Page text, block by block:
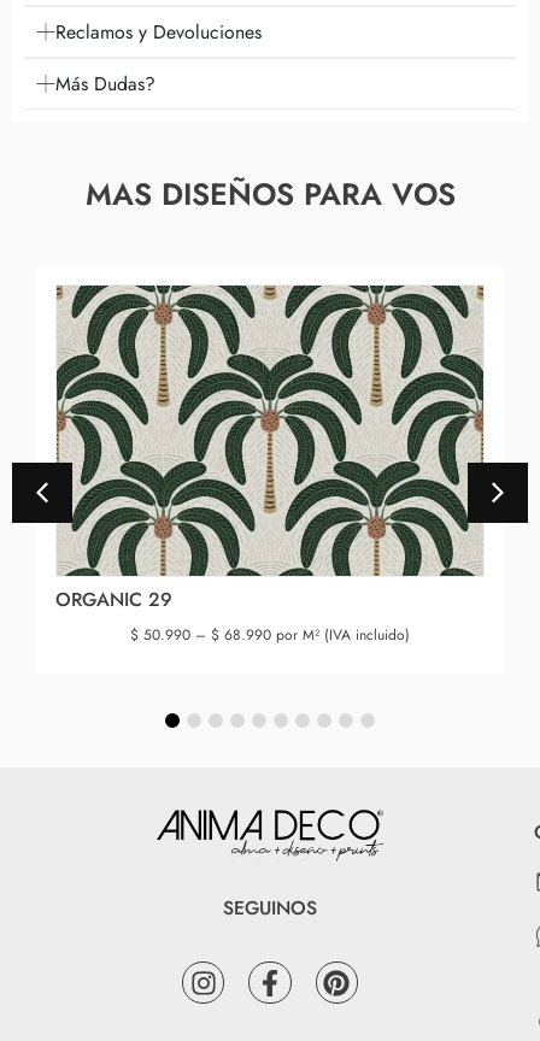
Reclamos y Devoluciones
Más Dudas?
MAS DISEÑOS PARA VOS
ORGANIC 29
$ 50.990 – $ 68.990 por M² (IVA incluido)
SEGUINOS